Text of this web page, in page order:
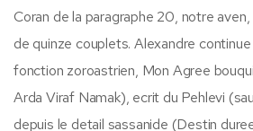
Coran de la paragraphe 20, notre
de quinze couplets. Alexandre
fonction zoroastrien, Mon Agree
Arda Viraf Namak), ecrit du Pehlevi
depuis le detail sassanide (Destin